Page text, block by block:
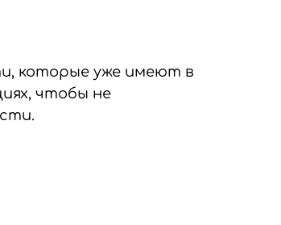
которые уже имеют в
чтобы не